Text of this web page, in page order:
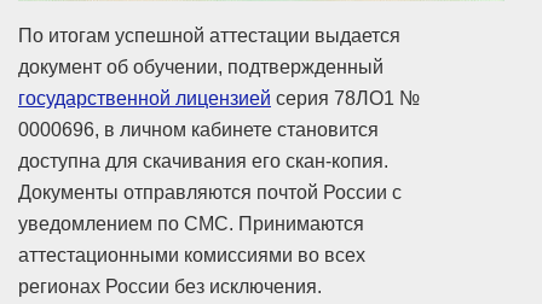
По итогам успешной аттестации выдается
документ об обучении, подтвержденный
государственной лицензией серия 78ЛО1 №
0000696, в личном кабинете становится
доступна для скачивания его скан-копия.
Документы отправляются почтой России с
уведомлением по СМС. Принимаются
аттестационными комиссиями во всех
регионах России без исключения.